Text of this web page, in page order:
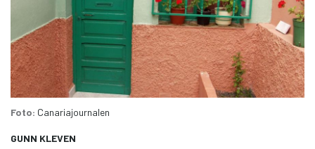
Foto: Canariajournalen
GUNN KLEVEN